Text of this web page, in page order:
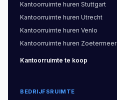
Kantoorruimte huren Stuttgart
Kantoorruimte huren Utrecht
Kantoorruimte huren Venlo
Kantoorruimte huren Zoetermeer
Kantoorruimte te koop
BEDRIJFSRUIMTE